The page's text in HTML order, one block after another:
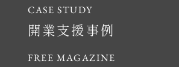
開業支援事例